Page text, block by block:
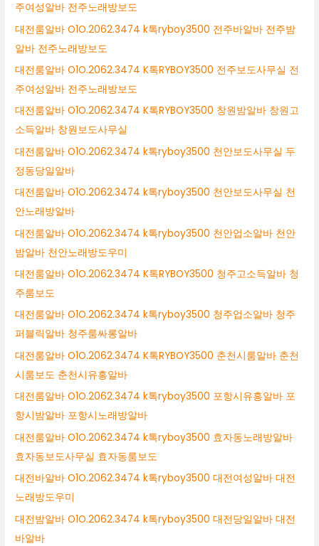
주여성알바 전주노래방보도
대전룸알바 O1O.2062.3474 k톡ryboy3500 전주바알바 전주밤
알바 전주노래방보도
대전룸알바 O1O.2062.3474 K톡RYBOY3500 전주보도사무실 전
주여성알바 전주노래방보도
대전룸알바 O1O.2062.3474 K톡RYBOY3500 창원밤알바 창원고
소득알바 창원보도사무실
대전룸알바 O1O.2062.3474 k톡ryboy3500 천안보도사무실 두
정동당일알바
대전룸알바 O1O.2062.3474 k톡ryboy3500 천안보도사무실 천
안노래방알바
대전룸알바 O1O.2062.3474 k톡ryboy3500 천안업소알바 천안
밤알바 천안노래방도우미
대전룸알바 O1O.2062.3474 K톡RYBOY3500 청주고소득알바 청
주룸보도
대전룸알바 O1O.2062.3474 k톡ryboy3500 청주업소알바 청주
퍼블릭알바 청주룸싸롱알바
대전룸알바 O1O.2062.3474 K톡RYBOY3500 춘천시룸알바 춘천
시룸보도 춘천시유흥알바
대전룸알바 O1O.2062.3474 k톡ryboy3500 포항시유흥알바 포
항시밤알바 포항시노래방알바
대전룸알바 O1O.2062.3474 k톡ryboy3500 효자동노래방알바
효자동보도사무실 효자동룸보도
대전바알바 O1O.2062.3474 k톡ryboy3500 대전여성알바 대전
노래방도우미
대전밤알바 O1O.2062.3474 k톡ryboy3500 대전당일알바 대전
바알바